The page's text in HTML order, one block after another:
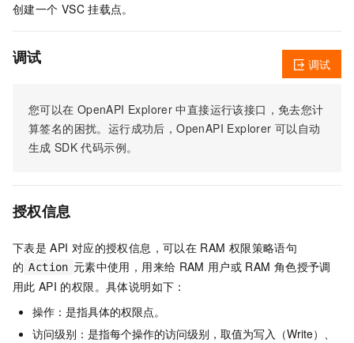
创建一个 VSC 挂载点。
调试
您可以在 OpenAPI Explorer 中直接运行该接口，免去您计
算签名的困扰。运行成功后，OpenAPI Explorer 可以自动
生成 SDK 代码示例。
调试
授权信息
下表是 API 对应的授权信息，可以在 RAM 权限策略语句
的 Action 元素中使用，用来给 RAM 用户或 RAM 角色授予调
用此 API 的权限。具体说明如下：
操作：是指具体的权限点。
访问级别：是指每个操作的访问级别，取值为写入（Write）、